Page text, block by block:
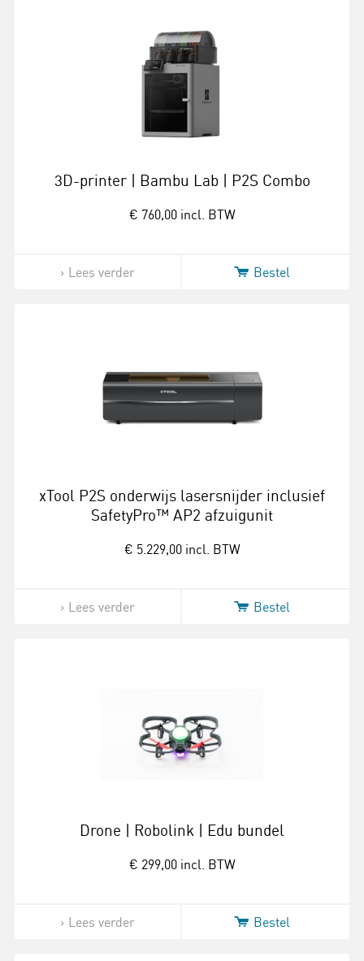
3D-printer | Bambu Lab | P2S Combo
€ 760,00 incl. BTW
Lees verder Bestel
xTool P2S onderwijs lasersnijder inclusief
SafetyPro™ AP2 afzuigunit
€ 5.229,00 incl. BTW
Lees verder Bestel
Drone | Robolink | Edu bundel
€ 299,00 incl. BTW
Lees verder Bestel